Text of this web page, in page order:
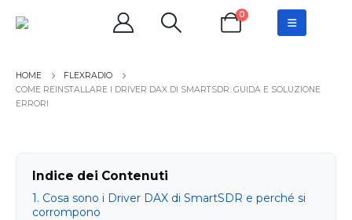
0
FLEXRADIO
COME REINSTALLARE I DRIVER DAX DI SMARTSDR: GUIDA E SOLUZIONE
ERRORI
Indice dei Contenuti
1. Cosa sono i Driver DAX di SmartSDR e perché si
corrompono